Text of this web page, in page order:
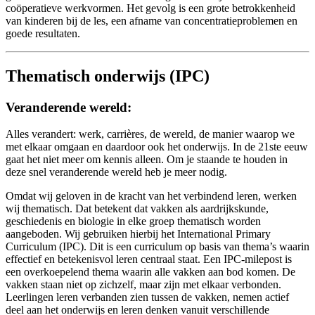
coöperatieve werkvormen. Het gevolg is een grote betrokkenheid
van kinderen bij de les, een afname van concentratieproblemen en
goede resultaten.
Thematisch onderwijs (IPC)
Veranderende wereld:
Alles verandert: werk, carrières, de wereld, de manier waarop we
met elkaar omgaan en daardoor ook het onderwijs. In de 21ste eeuw
gaat het niet meer om kennis alleen. Om je staande te houden in
deze snel veranderende wereld heb je meer nodig.
Omdat wij geloven in de kracht van het verbindend leren, werken
wij thematisch. Dat betekent dat vakken als aardrijkskunde,
geschiedenis en biologie in elke groep thematisch worden
aangeboden. Wij gebruiken hierbij het International Primary
Curriculum (IPC). Dit is een curriculum op basis van thema’s waarin
effectief en betekenisvol leren centraal staat. Een IPC-milepost is
een overkoepelend thema waarin alle vakken aan bod komen. De
vakken staan niet op zichzelf, maar zijn met elkaar verbonden.
Leerlingen leren verbanden zien tussen de vakken, nemen actief
deel aan het onderwijs en leren denken vanuit verschillende